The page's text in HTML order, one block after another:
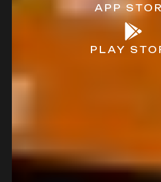
APP
PLAY